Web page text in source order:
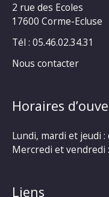
2 rue des Ecoles
17600 Corme-Ecluse
Tél : 05.46.02.34.31
Nous contacter
Horaires
Lundi, mardi et jeudi
Mercredi et vendredi
Liens